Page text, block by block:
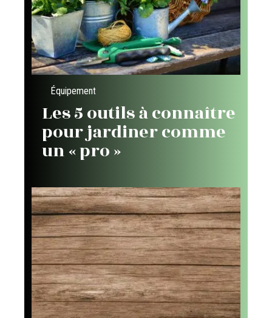
Équipement
Les 5 outils à connaître
pour jardiner comme
un « pro »